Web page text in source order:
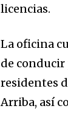
licencias.
La oficina
de conducir
residentes
Arriba, así